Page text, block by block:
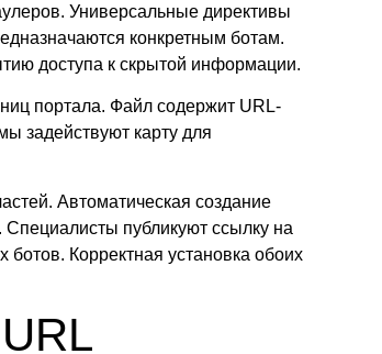
Универсальные директивы
конкретным ботам.
доступа к скрытой информации.
портала. Файл содержит URL-
задействуют карту для
Автоматическая создание
Специалисты публикуют ссылку на
Корректная установка обоих